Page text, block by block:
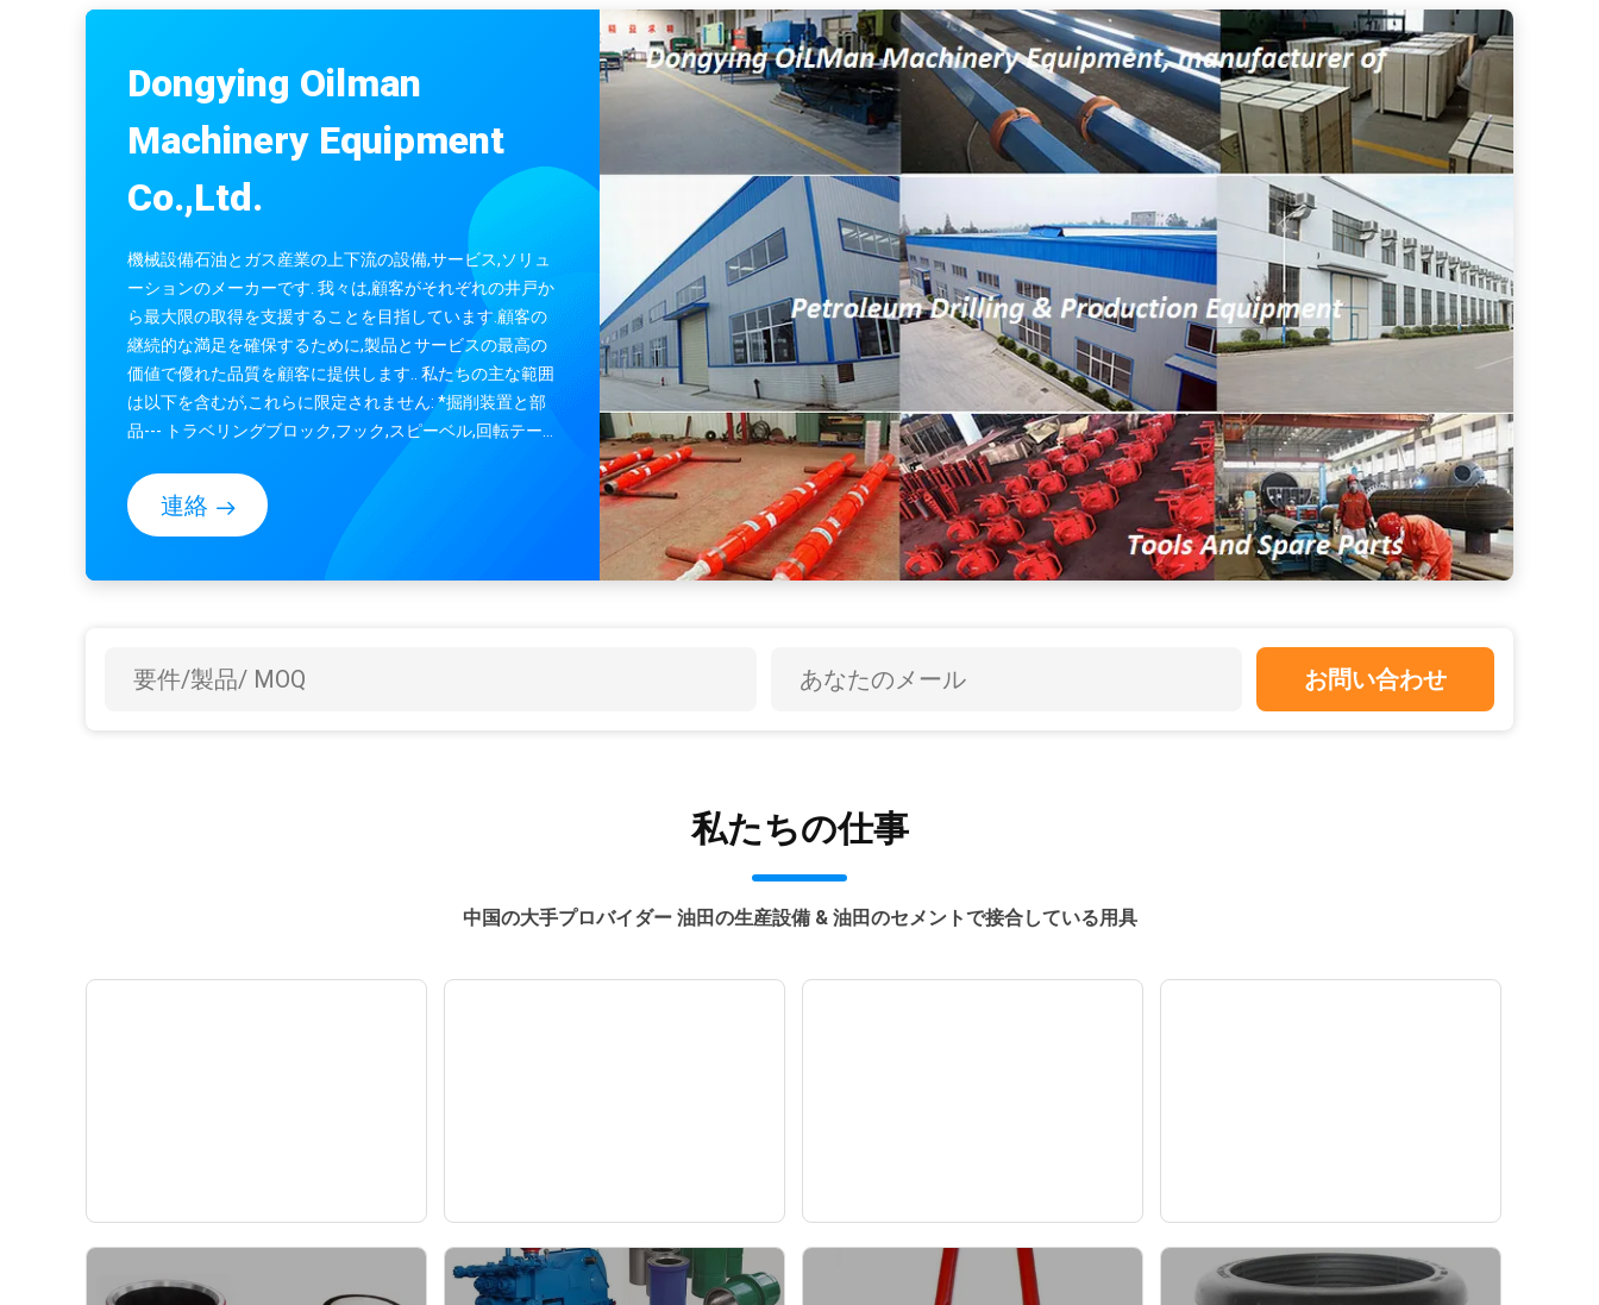
APIのドリルひもの部品、補助的な訓練を持ち上げるAISI 4145H API オイルフィールドドリルストリングコンポーネント,鍛造ドリルカラーリフティングサブ
積立式リフティング・サブ・フォー・ドリル・ストリング,NC31,NC38,NC46,NC50,リフティング・サブ,セーバー・サブ クロスオーバーが代わりをするAISI 4145Hのドリルひもの部品はドリル用具を接続する
油井掘削用EUE/NUEのキャッシング・チュービング・カップリング
支持糸井戸ケーシングカップリングの13-3/8」等級H40 J55 N80 J55 N80の石油およびガスの管、API 5CTの子犬の共同石油およびガスEU/NU
エンドタイプEue9.3ppfN80穴あきパップジョイント2ft4ft6ft長さ 包装の石油およびガスの管、EUEのカップリングが付いている管の子犬の接合箇所
深さを調節するために共同油井API 5CTの石油およびガスの管の子犬
Dongying Oilman
Machinery Equipment
Co.,Ltd.
機械設備石油とガス産業の上下流の設備,サービス,ソリュ
ーションのメーカーです. 我々は,顧客がそれぞれの井戸か
ら最大限の取得を支援することを目指しています.顧客の
継続的な満足を確保するために,製品とサービスの最高の
価値で優れた品質を顧客に提供します.. 私たちの主な範囲
は以下を含むが,これらに限定されません: *掘削装置と部
品--- トラベリングブロック,フック,スピーベル,回転テー
ブル,引き出し,トップドライブ... *井戸頭と圧力制御装置-
ボップ,X-クリスマスツリー,チャック&キル マニホールド,
圧力ホース,キャッシング&チュービングヘッド,バルブ,ス
ロールとフレンズ... *固体制御と泥システム機器シェール
シェイカー,デサンダー,デシルター,泥清浄機,ホッパー,ア
連絡
お問い合わせ
私たちの仕事
中国の大手プロバイダー 油田の生産設備 & 油田のセメントで接合している用具